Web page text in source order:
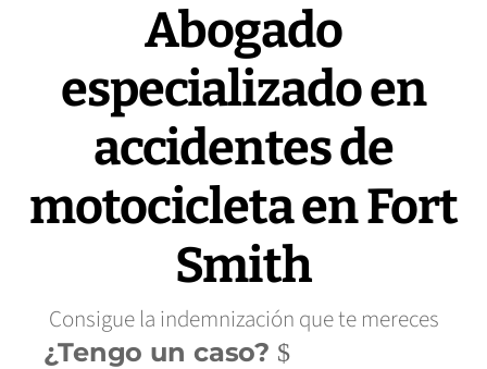
Abogado
especializado en
accidentes de
motocicleta en Fort
Smith
Consigue la indemnización que te mereces
¿Tengo un caso?